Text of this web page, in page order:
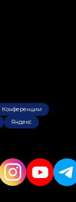
Конференции
Яндекс